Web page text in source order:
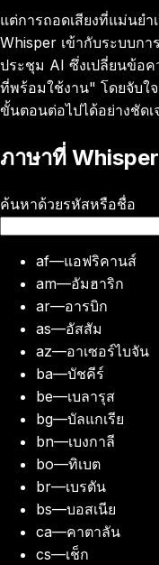
แต่การถอดเสียงที่แม่นยำ
Whisper เข้ากับระบบก
ประชุม AI ซึ่งเปลี่ยนข้อ
ที่พร้อมใช้งาน" โดยจับใ
ขั้นตอนต่อไปได้อย่างชัดเ
ภาษาที่
ค้นหาด้วยรหัสหรือชื่อ
af—แอฟริคานส์
am—อัมฮาริก
ar—อารบิก
as—อัสสัม
az—อาเซอร์ไบจัน
ba—บัชคีร์
be—เบลารุส
bg—บัลแกเรีย
bn—เบงกาลี
bo—ทิเบต
br—เบรตัน
bs—บอสเนีย
ca—คาตาลัน
cs—เช็ก